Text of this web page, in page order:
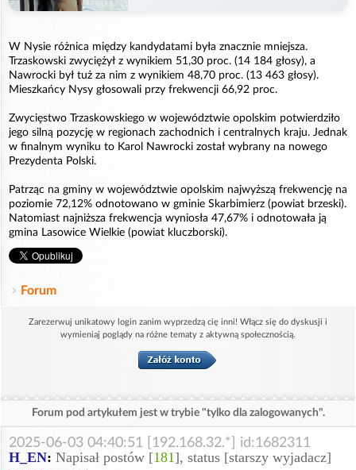
W Nysie różnica między kandydatami była znacznie mniejsza.
Trzaskowski zwyciężył z wynikiem 51,30 proc. (14 184 głosy), a
Nawrocki był tuż za nim z wynikiem 48,70 proc. (13 463 głosy).
Mieszkańcy Nysy głosowali przy frekwencji 66,92 proc.
Zwycięstwo Trzaskowskiego w województwie opolskim potwierdziło
jego silną pozycję w regionach zachodnich i centralnych kraju. Jednak
w finalnym wyniku to Karol Nawrocki został wybrany na nowego
Prezydenta Polski.
Patrząc na gminy w województwie opolskim najwyższą frekwencję na
poziomie 72,12% odnotowano w gminie Skarbimierz (powiat brzeski).
Natomiast najniższa frekwencja wyniosła 47,67% i odnotowała ją
gmina Lasowice Wielkie (powiat kluczborski).
Forum
Zarezerwuj unikatowy login zanim wyprzedzą cię inni! Włącz się do dyskusji i
wymieniaj poglądy na różne tematy z aktywną społecznością.
Forum pod artykułem jest w trybie "tylko dla zalogowanych".
2025-06-03 04:40:51 [192.168.32.*] id:1682311
H_EN: Napisał postów [181], status [starszy wyjadacz]